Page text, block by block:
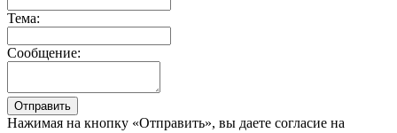
Тема:
Сообщение:
Нажимая на кнопку «Отправить», вы даете согласие на